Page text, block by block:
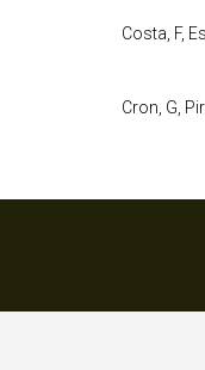
Costa, F,
Cron, G,